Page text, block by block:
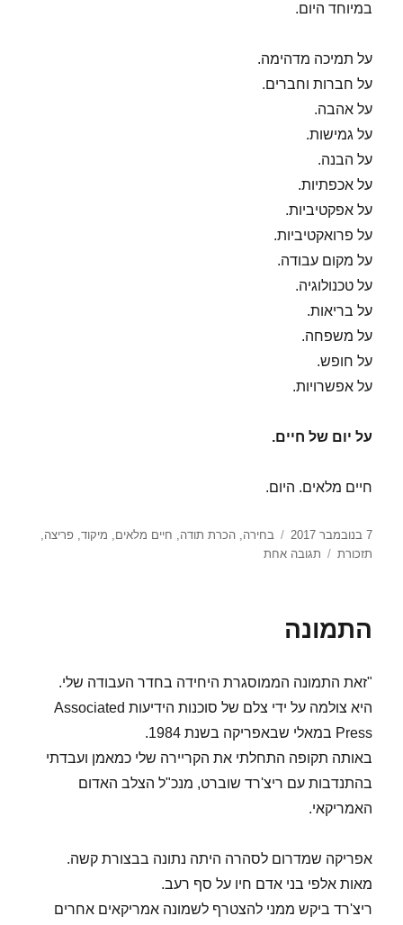
במיוחד היום.
על תמיכה מדהימה.
על חברות וחברים.
על אהבה.
על גמישות.
על הבנה.
על אכפתיות.
על אפקטיביות.
על פרואקטיביות.
על מקום עבודה.
על טכנולוגיה.
על בריאות.
על משפחה.
על חופש.
על אפשרויות.
על יום של חיים.
חיים מלאים. היום.
פורסם
בתאריך
7 בנובמבר 2017 תגיות
בחירה,הכרת תודה, חיים מלאים, מיקוד,פריצה,
תזכורת
תגובה אחתעל
התמונה
"זאת התמונה הממוסגרת היחידה בחדר העבודה שלי.
היא צולמה על ידי צלם של סוכנות הידיעות Associated
Press במאלי שבאפריקה בשנת 1984.
באותה תקופה התחלתי את הקריירה שלי כמאמן ועבדתי
בהתנדבות עם ריצ'רד שוברט, מנכ"ל הצלב האדום
האמריקאי.
אפריקה שמדרום לסהרה היתה נתונה בבצורת קשה.
מאות אלפי בני אדם חיו על סף רעב.
ריצ'רד ביקש ממני להצטרף לשמונה אמריקאים אחרים